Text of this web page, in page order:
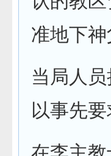
准地下
当局人
以事先